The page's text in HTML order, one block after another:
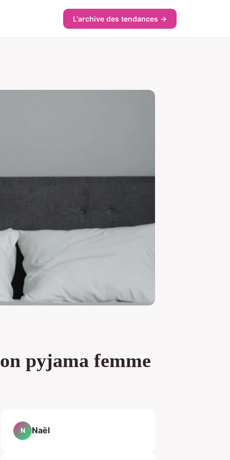
L'archive des tendances →
pyjama femme
N Naël